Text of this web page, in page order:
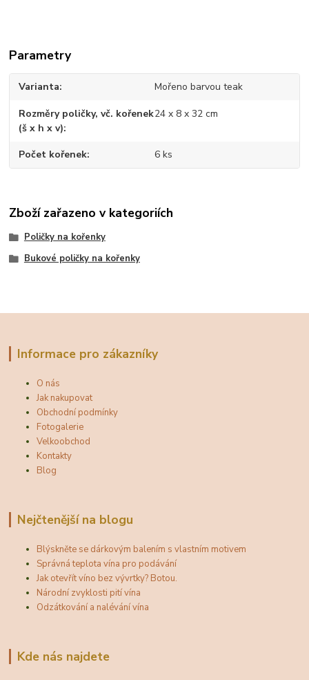
Parametry
Varianta Mořeno barvou teak
Rozměry poličky, vč. kořenek
(š x h x v)
24 x 8 x 32 cm
Počet kořenek 6 ks
Zboží zařazeno v kategoriích
Poličky na kořenky
Bukové poličky na kořenky
Informace pro zákazníky
O nás
Jak nakupovat
Obchodní podmínky
Fotogalerie
Velkoobchod
Kontakty
Blog
Nejčtenější na blogu
Blýskněte se dárkovým balením s vlastním motivem
Správná teplota vína pro podávání
Jak otevřít víno bez vývrtky? Botou.
Národní zvyklosti pití vína
Odzátkování a nalévání vína
Kde nás najdete